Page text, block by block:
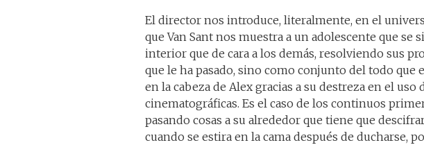
El director nos introduce, literalmente, en el
que Van Sant nos muestra a un adolescente que se
interior que de cara a los demás, resolviendo sus
que le ha pasado, sino como conjunto del todo que
en la cabeza de Alex gracias a su destreza en el uso
cinematográficas. Es el caso de los continuos
pasando cosas a su alrededor que tiene que
cuando se estira en la cama después de ducharse,